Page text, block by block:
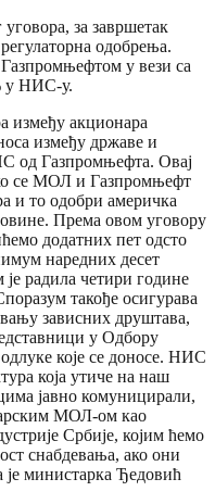
за завршетак
одобрења.
у вези са
у НИС-у.
акционара
између државе и
од Газпромњефта. Овај
се МОЛ и Газпромњефт
и то одобри америчка
Према овом уговору
додатних пет одсто
наредних десет
је радила четири године
такође осигурава
зависних друштава,
у Одбору
које се доносе. НИС
која утиче на наш
јавно комуницирали,
МОЛ-ом као
Србије, којим ћемо
снабдевања, ако они
је министарка Ђедовић